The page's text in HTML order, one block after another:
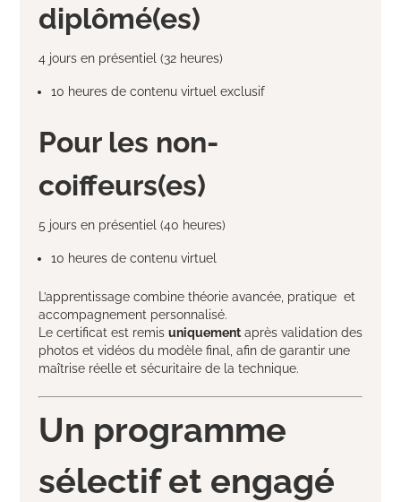
diplômé(es)
4 jours en présentiel (32 heures)
10 heures de contenu virtuel exclusif
Pour les non-
coiffeurs(es)
5 jours en présentiel (40 heures)
10 heures de contenu virtuel
L’apprentissage combine théorie avancée, pratique et
accompagnement personnalisé.
Le certificat est remis uniquementaprès validation des
photos et vidéos du modèle final, afin de garantir une
maîtrise réelle et sécuritaire de la technique.
Un programme
sélectif et engagé